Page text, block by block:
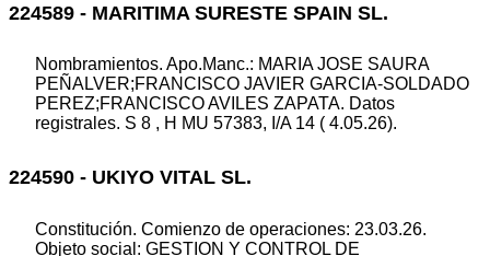
224589 - MARITIMA SURESTE SPAIN SL.
Nombramientos. Apo.Manc.: MARIA JOSE SAURA
PEÑALVER;FRANCISCO JAVIER GARCIA-SOLDADO
PEREZ;FRANCISCO AVILES ZAPATA. Datos
registrales. S 8 , H MU 57383, I/A 14 ( 4.05.26).
224590 - UKIYO VITAL SL.
Constitución. Comienzo de operaciones: 23.03.26.
Objeto social: GESTION Y CONTROL DE